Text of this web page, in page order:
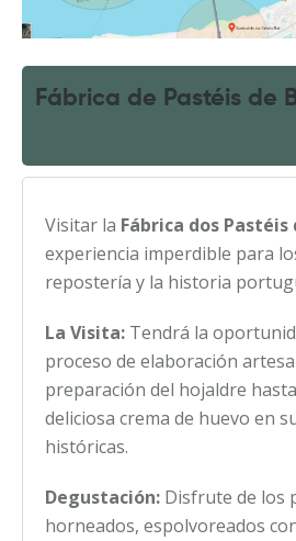
Fábrica de Pastéis de
Visitar la Fábrica dos Pastéis
experiencia imperdible para
repostería y la historia
La Visita: Tendrá la
proceso de elaboración
preparación del hojaldre
deliciosa crema de huevo en
históricas.
Degustación: Disfrute de los
horneados, espolvoreados